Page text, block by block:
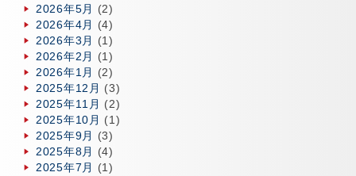
2026年5月
(2)
2026年4月
(4)
2026年3月
(1)
2026年2月
(1)
2026年1月
(2)
2025年12月 (3)
2025年11月 (2)
2025年10月 (1)
2025年9月
(3)
2025年8月
(4)
2025年7月
(1)